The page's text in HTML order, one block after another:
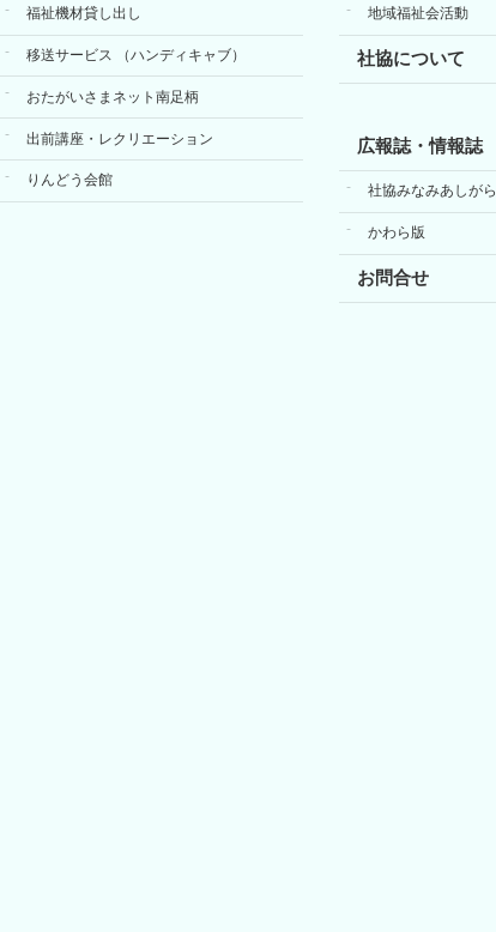
福祉機材貸し出し
移送サービス （ハンディキャブ）
おたがいさまネット南足柄
出前講座・レクリエーション
りんどう会館
地域福祉会活動
社協について
広報誌・情報誌
社協みなみあしがら
かわら版
お問合せ